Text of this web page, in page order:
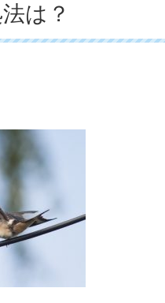
は？